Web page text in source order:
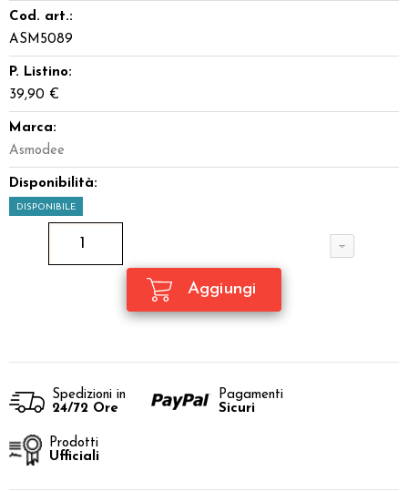
Cod. art.:
ASM5089
P. Listino:
39,90 €
Marca:
Asmodee
Disponibilità:
DISPONIBILE
Spedizioni in
24/72 Ore
Pagamenti
Sicuri
Prodotti
Ufficiali